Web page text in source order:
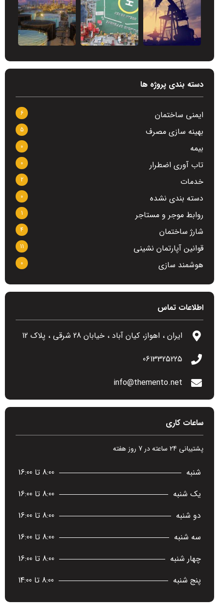
دسته بندی پروژه ها
ایمنی ساختمان 6
بهینه سازی مصرف 5
بیمه 0
تاب آوری اضطرار 0
خدمات 2
دسته بندی نشده 0
روابط موجر و مستاجر 1
شارژ ساختمان 4
قوانین آپارتمان نشینی 11
هوشمند سازی 0
اطلاعات تماس
ایران ، اهواز، کیان آباد ، خیابان 28 شرقی ، پلاک 12
0613325225
info@themento.net
ساعات کاری
پشتیبانی 24 ساعته در 7 روز هفته
شنبه
8:00 تا 16:00
یک شنبه
8:00 تا 16:00
دو شنبه
8:00 تا 16:00
سه شنبه
8:00 تا 16:00
چهار شنبه
8:00 تا 16:00
پنج شنبه
8:00 تا 14:00